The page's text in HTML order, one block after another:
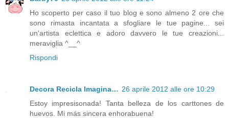
Ho scoperto per caso il tuo blog e sono almeno 2 ore che
sono rimasta incantata a sfogliare le tue pagine... sei
un'artista eclettica e adoro davvero le tue creazioni...
meraviglia ^__^
Rispondi
Decora Recicla Imagina… 26 aprile 2012 alle ore 10:29
Estoy impresisonada! Tanta belleza de los carttones de
huevos. Mi más sincera enhorabuena!